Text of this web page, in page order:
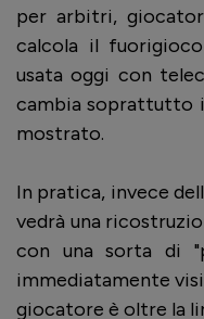
per arbitri,
calcola il
usata oggi con
cambia soprattutto
mostrato.
In pratica, invece
vedrà una
con una sorta di
immediatamente
giocatore è oltre la